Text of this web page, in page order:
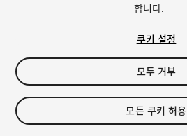
$4.99
세금/부가세는 결제 시 반영됩니다.
합니다.
쿠키 설정
모두 거부
모든 쿠키 허용